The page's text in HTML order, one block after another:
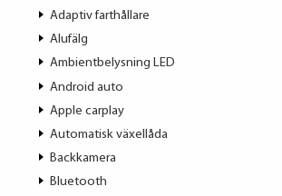
Adaptiv farthållare
Alufälg
Ambientbelysning LED
Android auto
Apple carplay
Automatisk växellåda
Backkamera
Bluetooth